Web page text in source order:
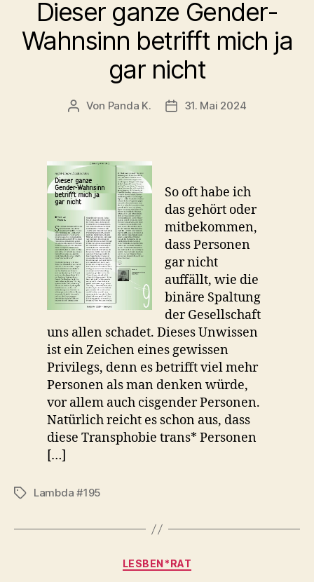
Dieser ganze Gender-
Wahnsinn betrifft mich ja
gar nicht
Beitragsautor
Von Panda K. Beitragsdatum
31. Mai 2024
So oft habe ich
das gehört oder
mitbekommen,
dass Personen
gar nicht
auffällt, wie die
binäre Spaltung
der Gesellschaft
uns allen schadet. Dieses Unwissen
ist ein Zeichen eines gewissen
Privilegs, denn es betrifft viel mehr
Personen als man denken würde,
vor allem auch cisgender Personen.
Natürlich reicht es schon aus, dass
diese Transphobie trans* Personen
[…]
Schlagwörter
Lambda #195
Kategorien
LESBEN*RAT